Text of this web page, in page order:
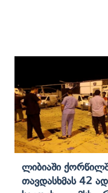
Ლიბიაში
Თავდასხმას 42